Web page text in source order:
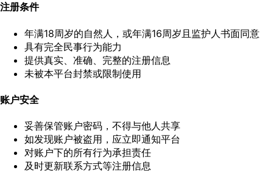
注册条件
年满18周岁的自然人，或年满16周岁且监护人书面同意
具有完全民事行为能力
提供真实、准确、完整的注册信息
未被本平台封禁或限制使用
账户安全
妥善保管账户密码，不得与他人共享
如发现账户被盗用，应立即通知平台
对账户下的所有行为承担责任
及时更新联系方式等注册信息